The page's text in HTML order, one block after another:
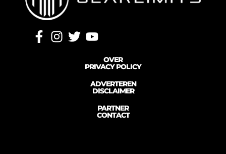
OVER
PRIVACY POLICY
ADVERTEREN
DISCLAIMER
PARTNER
CONTACT